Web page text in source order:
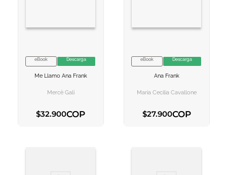
VER INFORMACION
eBook Descarga
Me Llamo Ana Frank
Mercè Galí
$32.900COP
VER INFORMACION
eBook Descarga
Ana Frank
Maria Cecilia Cavallone
$27.900COP